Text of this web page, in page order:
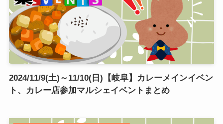
2024/11/9(土)～11/10(日)【岐阜】カレーメインイベン
ト、カレー店参加マルシェイベントまとめ